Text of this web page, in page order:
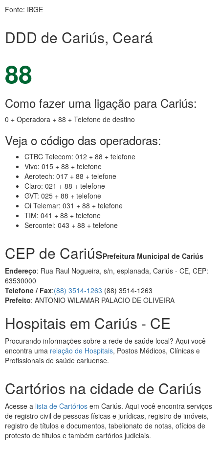
Fonte: IBGE
DDD de Cariús, Ceará
88
Como fazer uma ligação para Cariús:
0 + Operadora + 88 + Telefone de destino
Veja o código das operadoras:
CTBC Telecom: 012 + 88 + telefone
Vivo: 015 + 88 + telefone
Aerotech: 017 + 88 + telefone
Claro: 021 + 88 + telefone
GVT: 025 + 88 + telefone
Oi Telemar: 031 + 88 + telefone
TIM: 041 + 88 + telefone
Sercontel: 043 + 88 + telefone
CEP de CariúsPrefeitura Municipal de Cariús
Endereço: Rua Raul Nogueira, s/n, esplanada, Cariús - CE, CEP:
63530000
Telefone / Fax:(88) 3514-1263 (88) 3514-1263
Prefeito: ANTONIO WILAMAR PALACIO DE OLIVEIRA
Hospitais em Cariús - CE
Procurando informações sobre a rede de saúde local? Aqui você
encontra uma relação de Hospitais, Postos Médicos, Clínicas e
Profissionais de saúde cariuense.
Cartórios na cidade de Cariús
Acesse a lista de Cartórios em Cariús. Aqui você encontra serviços
de registro civil de pessoas físicas e jurídicas, registro de imóveis,
registro de títulos e documentos, tabelionato de notas, ofícios de
protesto de títulos e também cartórios judiciais.